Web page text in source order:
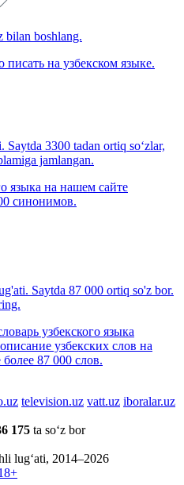
bilan boshlang.
на узбекском языке.
3300 tadan ortiq so‘zlar,
jamlangan.
языка на нашем сайте
синонимов.
Saytda 87 000 ortiq so'z bor.
узбекского языка
узбекских слов на
87 000 слов.
television.uz vatt.uz iboralar.uz
175 ta so‘z bor
lug‘ati, 2014–2026